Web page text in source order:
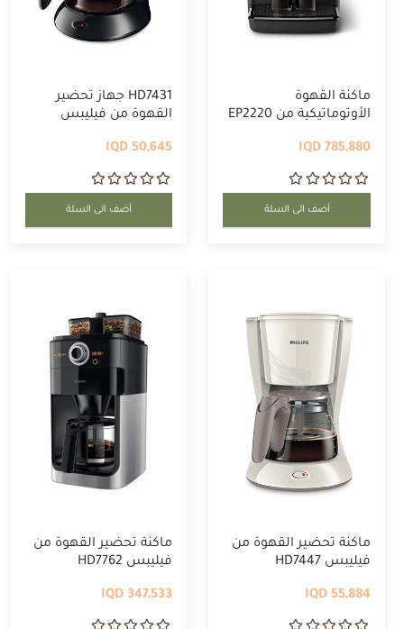
ماكنة القهوة
الأوتوماتيكية من EP2220
785,880 IQD
أضف الى السلة
HD7431 جهاز تحضير
القهوة من فيليبس
50,645 IQD
أضف الى السلة
ماكنة تحضير القهوة من
فيليبس HD7447
55,884 IQD
ماكنة تحضير القهوة من
فيليبس HD7762
347,533 IQD